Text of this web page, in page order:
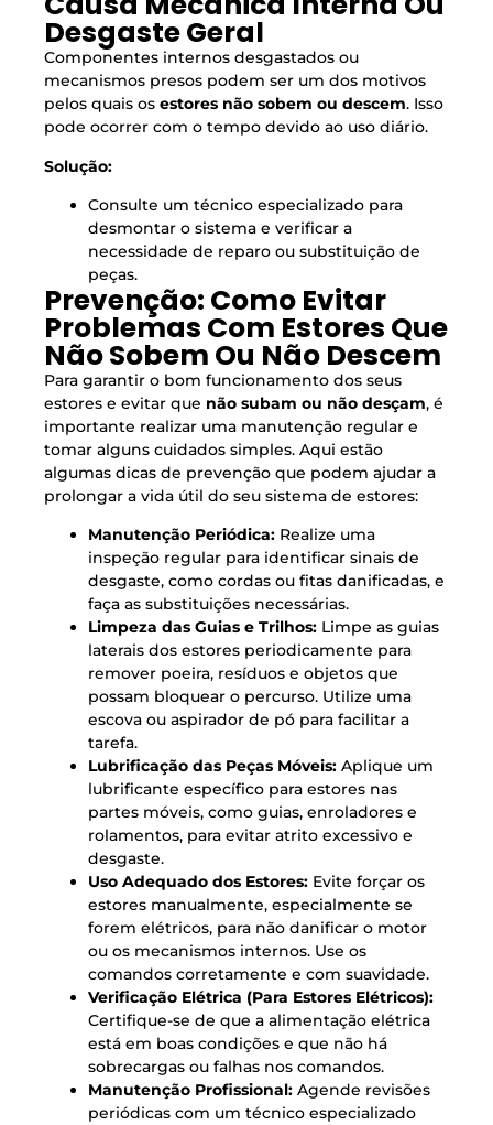
Desgaste Geral
Componentes internos desgastados ou
mecanismos presos podem ser um dos motivos
pelos quais os estores não sobem ou descem. Isso
pode ocorrer com o tempo devido ao uso diário.
Solução:
Consulte um técnico especializado para
desmontar o sistema e verificar a
necessidade de reparo ou substituição de
peças.
Prevenção: Como Evitar
Problemas Com Estores Que
Não Sobem Ou Não Descem
Para garantir o bom funcionamento dos seus
estores e evitar que não subam ou não desçam, é
importante realizar uma manutenção regular e
tomar alguns cuidados simples. Aqui estão
algumas dicas de prevenção que podem ajudar a
prolongar a vida útil do seu sistema de estores:
Manutenção Periódica: Realize uma
inspeção regular para identificar sinais de
desgaste, como cordas ou fitas danificadas, e
faça as substituições necessárias.
Limpeza das Guias e Trilhos: Limpe as guias
laterais dos estores periodicamente para
remover poeira, resíduos e objetos que
possam bloquear o percurso. Utilize uma
escova ou aspirador de pó para facilitar a
tarefa.
Lubrificação das Peças Móveis: Aplique um
lubrificante específico para estores nas
partes móveis, como guias, enroladores e
rolamentos, para evitar atrito excessivo e
desgaste.
Uso Adequado dos Estores: Evite forçar os
estores manualmente, especialmente se
forem elétricos, para não danificar o motor
ou os mecanismos internos. Use os
comandos corretamente e com suavidade.
Verificação Elétrica (Para Estores Elétricos):
Certifique-se de que a alimentação elétrica
está em boas condições e que não há
sobrecargas ou falhas nos comandos.
Manutenção Profissional: Agende revisões
periódicas com um técnico especializado